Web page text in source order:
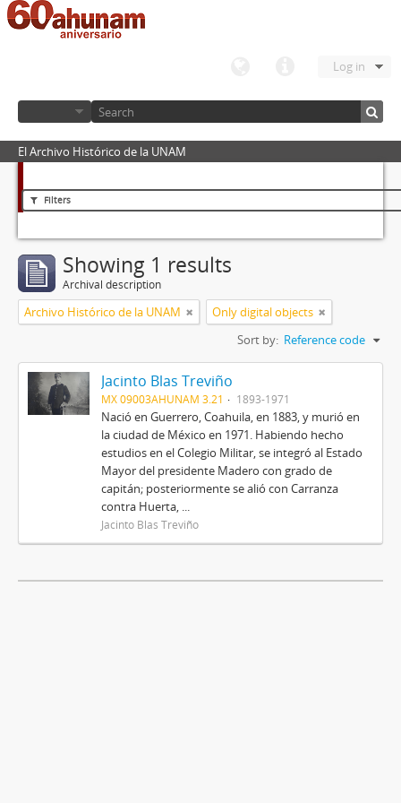
Log in
El Archivo Histórico de la UNAM
Filters
Showing 1 results
Archival description
Archivo Histórico de la UNAM
Only digital objects
Sort by: Reference code
Jacinto Blas Treviño
MX 09003AHUNAM 3.21 1893-1971
Nació en Guerrero, Coahuila, en 1883, y murió en
la ciudad de México en 1971. Habiendo hecho
estudios en el Colegio Militar, se integró al Estado
Mayor del presidente Madero con grado de
capitán; posteriormente se alió con Carranza
contra Huerta, ...
Jacinto Blas Treviño